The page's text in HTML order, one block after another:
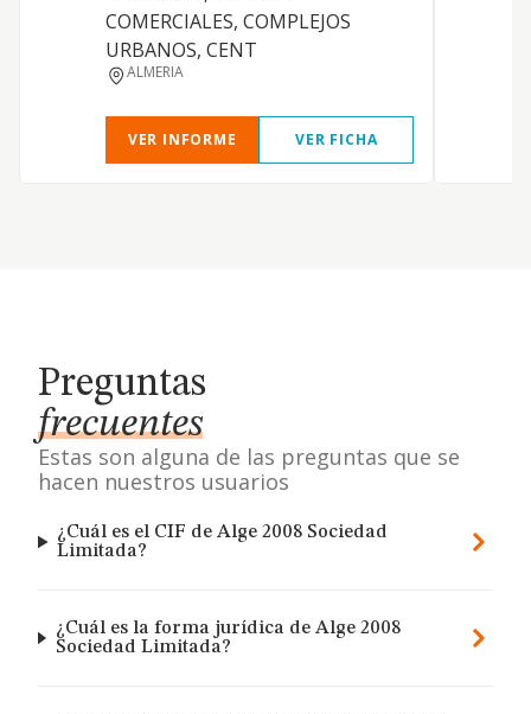
COMERCIALES, COMPLEJOS
URBANOS, CENT
ALMERIA
VER INFORME VER FICHA
Preguntas
frecuentes
Estas son alguna de las preguntas que se
hacen nuestros usuarios
¿Cuál es el CIF de Alge 2008 Sociedad
Limitada?
¿Cuál es la forma jurídica de Alge 2008
Sociedad Limitada?